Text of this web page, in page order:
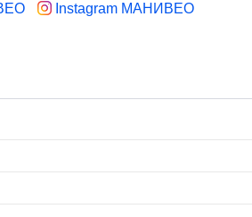
Instagram МАНИВЕО